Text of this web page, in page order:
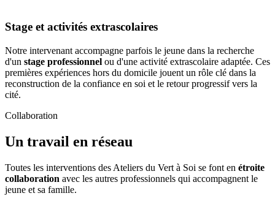
Stage et activités extrascolaires
Notre intervenant accompagne parfois le jeune dans la recherche
d'un stage professionnel ou d'une activité extrascolaire adaptée. Ces
premières expériences hors du domicile jouent un rôle clé dans la
reconstruction de la confiance en soi et le retour progressif vers la
cité.
Collaboration
Un travail en réseau
Toutes les interventions des Ateliers du Vert à Soi se font en étroite
collaboration avec les autres professionnels qui accompagnent le
jeune et sa famille.